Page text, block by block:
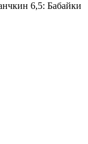
6,5: Бабайки